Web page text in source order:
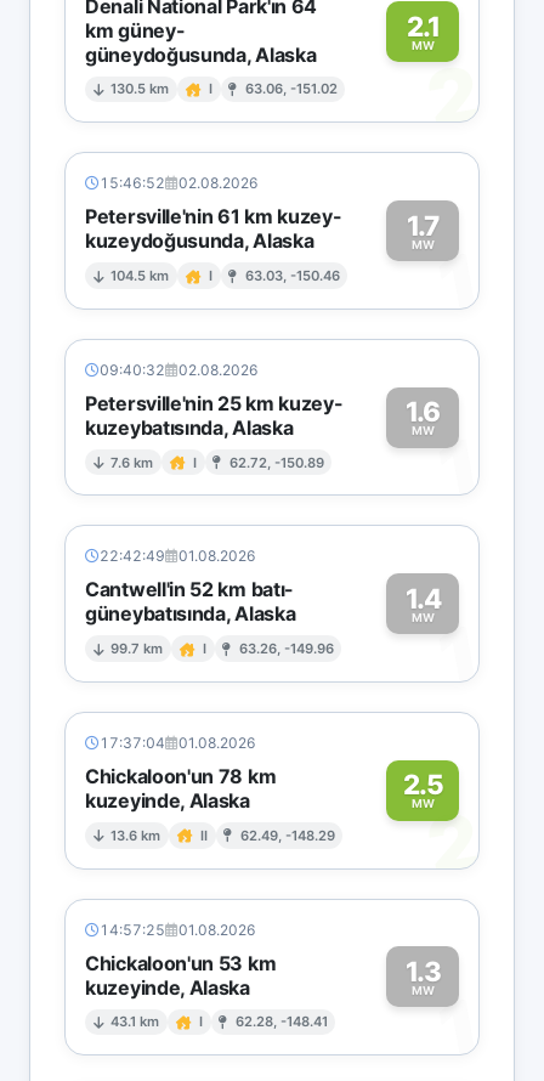
Denali National Park'ın 64
km güney-
güneydoğusunda, Alaska
130.5 km I 63.06, -151.02
2.1
MW
2
15:46:52 02.08.2026
Petersville'nin 61 km kuzey-
kuzeydoğusunda, Alaska
104.5 km I 63.03, -150.46
1.7
MW1
09:40:32 02.08.2026
Petersville'nin 25 km kuzey-
kuzeybatısında, Alaska
7.6 km I 62.72, -150.89
1.6
MW1
22:42:49 01.08.2026
Cantwell'in 52 km batı-
güneybatısında, Alaska
99.7 km I 63.26, -149.96
1.4
MW1
17:37:04 01.08.2026
Chickaloon'un 78 km
kuzeyinde, Alaska
13.6 km II 62.49, -148.29
2.5
MW2
14:57:25 01.08.2026
Chickaloon'un 53 km
kuzeyinde, Alaska
43.1 km I 62.28, -148.41
1.3
MW1